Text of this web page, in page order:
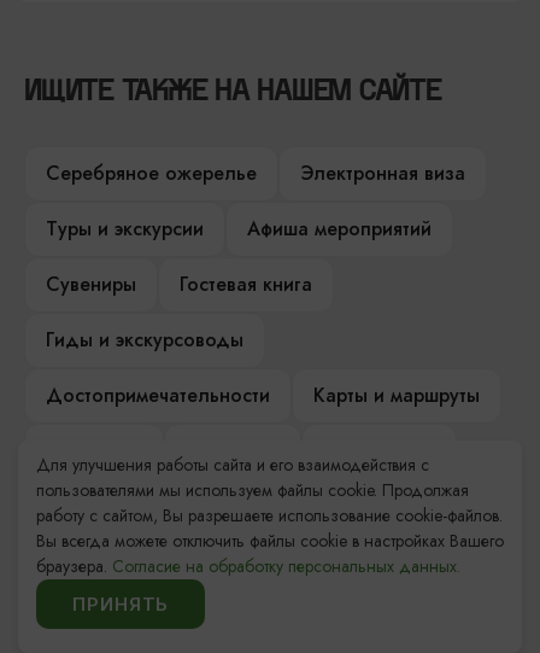
ИЩИТЕ ТАКЖЕ НА НАШЕМ САЙТЕ
Серебряное ожерелье
Электронная виза
Туры и экскурсии
Афиша мероприятий
Сувениры
Гостевая книга
Гиды и экскурсоводы
Достопримечательности
Карты и маршруты
Компас Балтийской кухни
Настоящий Калининградец
Музеи
Для улучшения работы сайта и его взаимодействия с
пользователями мы используем файлы cookie. Продолжая
работу с сайтом, Вы разрешаете использование cookie-файлов.
Вы всегда можете отключить файлы cookie в настройках Вашего
браузера. Согласие на обработку персональных данных.
ПРИНЯТЬ